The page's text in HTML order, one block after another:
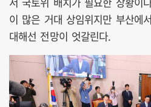
이 많은 거대 상임위지만 부산에
대해선 전망이 엇갈린다.